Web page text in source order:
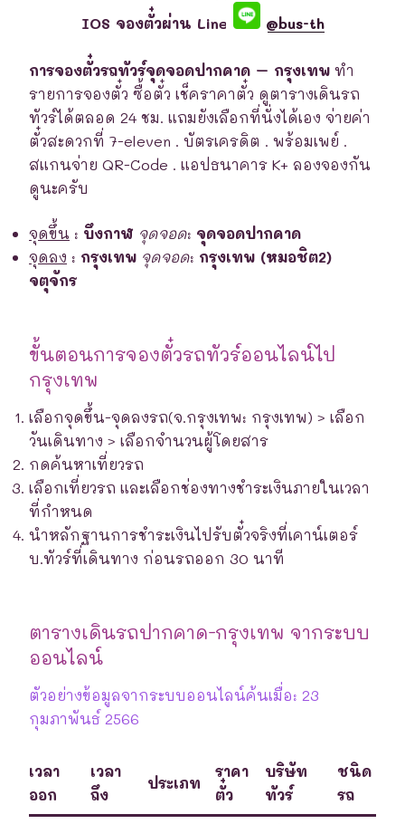
IOS จองตั๋วผ่าน Line
@bus-th
การจองตั๋วรถทัวร์จุดจอดปากคาด – กรุงเทพ ทำ
รายการจองตั๋ว ซื้อตั๋ว เช็คราคาตั๋ว ดูตารางเดินรถ
ทัวร์ได้ตลอด 24 ชม. แถมยังเลือกที่นั่งได้เอง จ่ายค่า
ตั๋วสะดวกที่ 7-eleven . บัตรเครดิต . พร้อมเพย์ .
สแกนจ่าย QR-Code . แอปธนาคาร K+ ลองจองกัน
ดูนะครับ
จุดขึ้น : บึงกาฬ จุดจอด: จุดจอดปากคาด
จุดลง : กรุงเทพ จุดจอด: กรุงเทพ (หมอชิต2)
จตุจักร
ขั้นตอนการจองตั๋วรถทัวร์ออนไลน์ไป
กรุงเทพ
เลือกจุดขึ้น-จุดลงรถ(จ.กรุงเทพ: กรุงเทพ) > เลือก
วันเดินทาง > เลือกจำนวนผู้โดยสาร
กดค้นหาเที่ยวรถ
เลือกเที่ยวรถ และเลือกช่องทางชำระเงินภายในเวลา
ที่กำหนด
นำหลักฐานการชำระเงินไปรับตั๋วจริงที่เคาน์เตอร์
บ.ทัวร์ที่เดินทาง ก่อนรถออก 30 นาที
ตารางเดินรถปากคาด-กรุงเทพ จากระบบ
ออนไลน์
ตัวอย่างข้อมูลจากระบบออนไลน์ค้นเมื่อ: 23
กุมภาพันธ์ 2566
เวลา
ออก
เวลา
ถึง
ประเภท
ราคา
ตั๋ว
บริษัท
ทัวร์
ชนิด
รถ